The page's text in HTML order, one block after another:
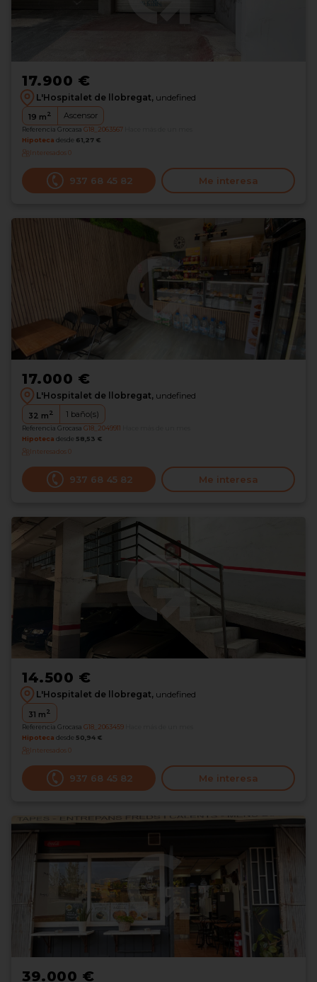
17.900 €
L'Hospitalet de llobregat, undefined
19 m2 Ascensor
Referencia Grocasa G18_2063567
Hipoteca desde 61,27 €
Interesados0
937 68 45 82 Me interesa
17.000 €
L'Hospitalet de llobregat, undefined
32 m2 1 baño(s)
Referencia Grocasa G18_2049911
Hipoteca desde 58,53 €
Interesados0
937 68 45 82 Me interesa
14.500 €
L'Hospitalet de llobregat, undefined
31 m2
Referencia Grocasa G18_2063459
Hipoteca desde 50,94 €
Interesados0
937 68 45 82 Me interesa
39.000 €